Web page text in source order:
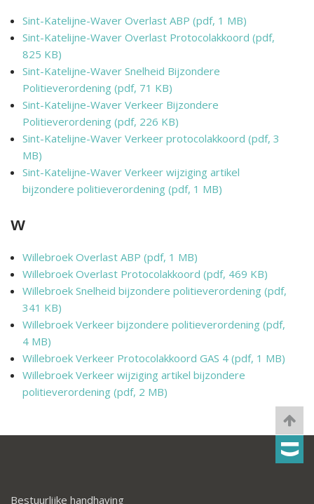
Sint-Katelijne-Waver Overlast ABP (pdf, 1 MB)
Sint-Katelijne-Waver Overlast Protocolakkoord (pdf,
825 KB)
Sint-Katelijne-Waver Snelheid Bijzondere
Politieverordening (pdf, 71 KB)
Sint-Katelijne-Waver Verkeer Bijzondere
Politieverordening (pdf, 226 KB)
Sint-Katelijne-Waver Verkeer protocolakkoord (pdf, 3
MB)
Sint-Katelijne-Waver Verkeer wijziging artikel
bijzondere politieverordening (pdf, 1 MB)
w
Willebroek Overlast ABP (pdf, 1 MB)
Willebroek Overlast Protocolakkoord (pdf, 469 KB)
Willebroek Snelheid bijzondere politieverordening (pdf,
341 KB)
Willebroek Verkeer bijzondere politieverordening (pdf,
4 MB)
Willebroek Verkeer Protocolakkoord GAS 4 (pdf, 1 MB)
Willebroek Verkeer wijziging artikel bijzondere
politieverordening (pdf, 2 MB)
Bestuurlijke handhaving